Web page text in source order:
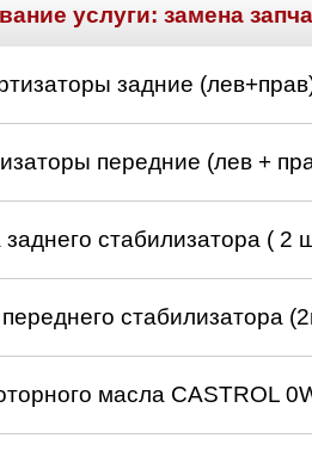
услуги: замена
задние
передние (лев +
заднего стабилизатора ( 2
переднего стабилизатора
масла CASTROL